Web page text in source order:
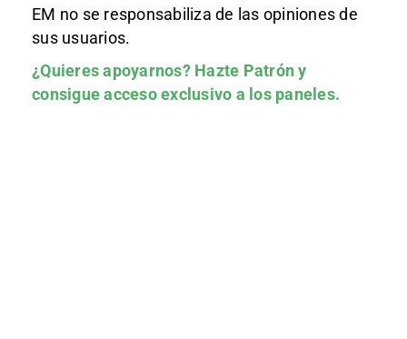
EM no se responsabiliza de las opiniones de
sus usuarios.
¿Quieres apoyarnos? Hazte Patróny
consigue acceso exclusivo a los paneles.